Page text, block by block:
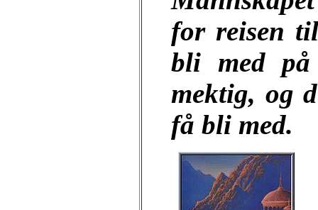
for reisen
bli med på
mektig, og
få bli med.